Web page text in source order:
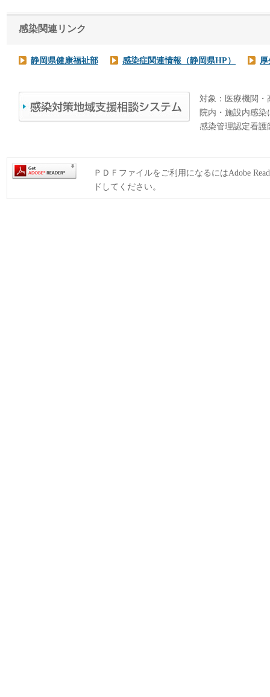
感染関連リンク
静岡県健康福祉部 感染症関連情報（静岡県HP）
対象：医療機関・
院内・施設内感
感染管理認定看
ＰＤＦファイルをご利用になるにはAdobe
ドしてください。